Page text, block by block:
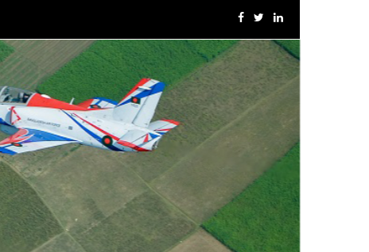
এক্সারসাইজ টাইগার লাইটনিং-২০২৬ এর উদ্বোধনী অনুষ্ঠান